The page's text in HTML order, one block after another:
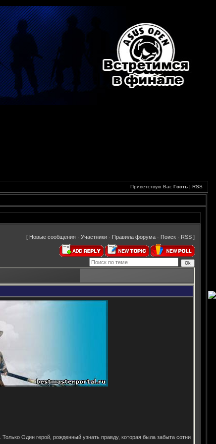
Приветствую Вас Гость | RSS
[ Новые сообщения · Участники · Правила форума · Поиск · RSS ]
Один герой, рожденный узнать правду, которая была забыта сотни